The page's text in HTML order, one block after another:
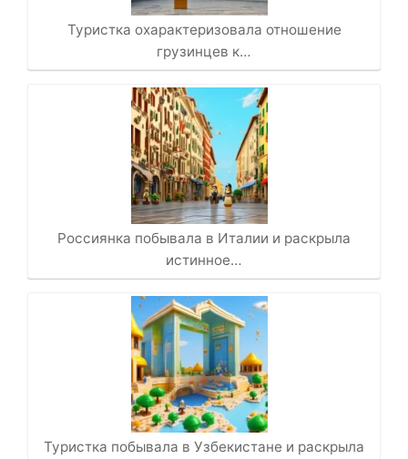
Туристка охарактеризовала отношение
грузинцев к…
Россиянка побывала в Италии и раскрыла
истинное…
Туристка побывала в Узбекистане и раскрыла